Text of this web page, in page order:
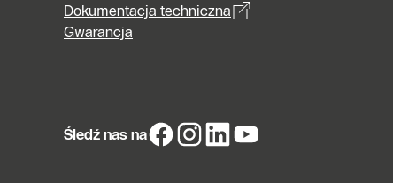
Dokumentacja techniczna
Gwarancja
Śledź nas na